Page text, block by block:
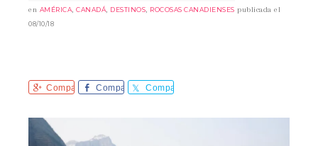
en AMÉRICA, CANADÁ, DESTINOS, ROCOSAS CANADIENSES publicada el
08/10/18
Comparte Comparte Comparte